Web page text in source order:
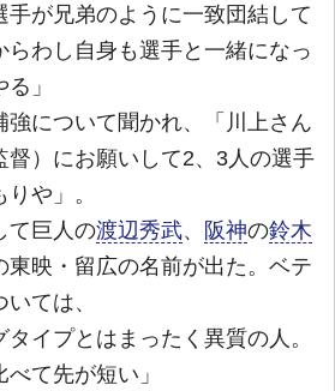
手が兄弟のように一致団結して
らわし自身も選手と一緒になっ
」
について聞かれ、「川上さん
督）にお願いして2、3人の選手
や」。
て巨人の渡辺秀武、 阪神の鈴木
東映・留広の名前が出た。ベテ
いては、
タイプとはまったく異質の人。
て先が短い」